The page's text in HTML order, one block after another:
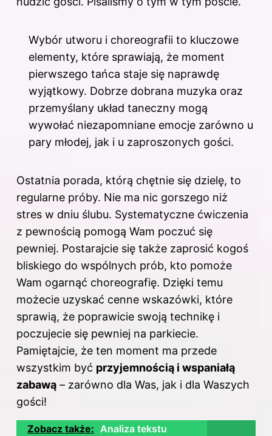
Wybór utworu i choreografii to kluczowe
elementy, które sprawiają, że moment
pierwszego tańca staje się naprawdę
wyjątkowy. Dobrze dobrana muzyka oraz
przemyślany układ taneczny mogą
wywołać niezapomniane emocje zarówno u
pary młodej, jak i u zaproszonych gości.
Ostatnia porada, którą chętnie się dzielę, to
regularne próby. Nie ma nic gorszego niż
stres w dniu ślubu. Systematyczne ćwiczenia
z pewnością pomogą Wam poczuć się
pewniej. Postarajcie się także zaprosić kogoś
bliskiego do wspólnych prób, kto pomoże
Wam ogarnąć choreografię. Dzięki temu
możecie uzyskać cenne wskazówki, które
sprawią, że poprawicie swoją technikę i
poczujecie się pewniej na parkiecie.
Pamiętajcie, że ten moment ma przede
wszystkim być przyjemnością i wspaniałą
zabawą – zarówno dla Was, jak i dla Waszych
gości!
Zobacz także: Analiza tekstu